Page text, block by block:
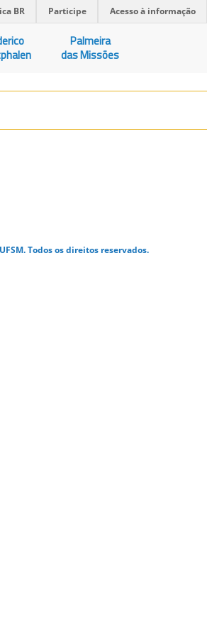
BR Participe Acesso à informação
Palmeira
das Missões
Todos os direitos reservados.